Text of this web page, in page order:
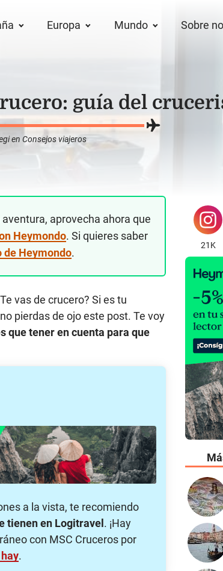
Europa Mundo Sobre
guía del
en Consejos viajeros
aprovecha ahora que
Heymondo. Si quieres saber
de Heymondo.
vas de crucero? Si es tu
pierdas de ojo este post. Te voy
que tener en cuenta para que
a la vista, te recomiendo
tienen en Logitravel. ¡Hay
con MSC Cruceros por
.
21K